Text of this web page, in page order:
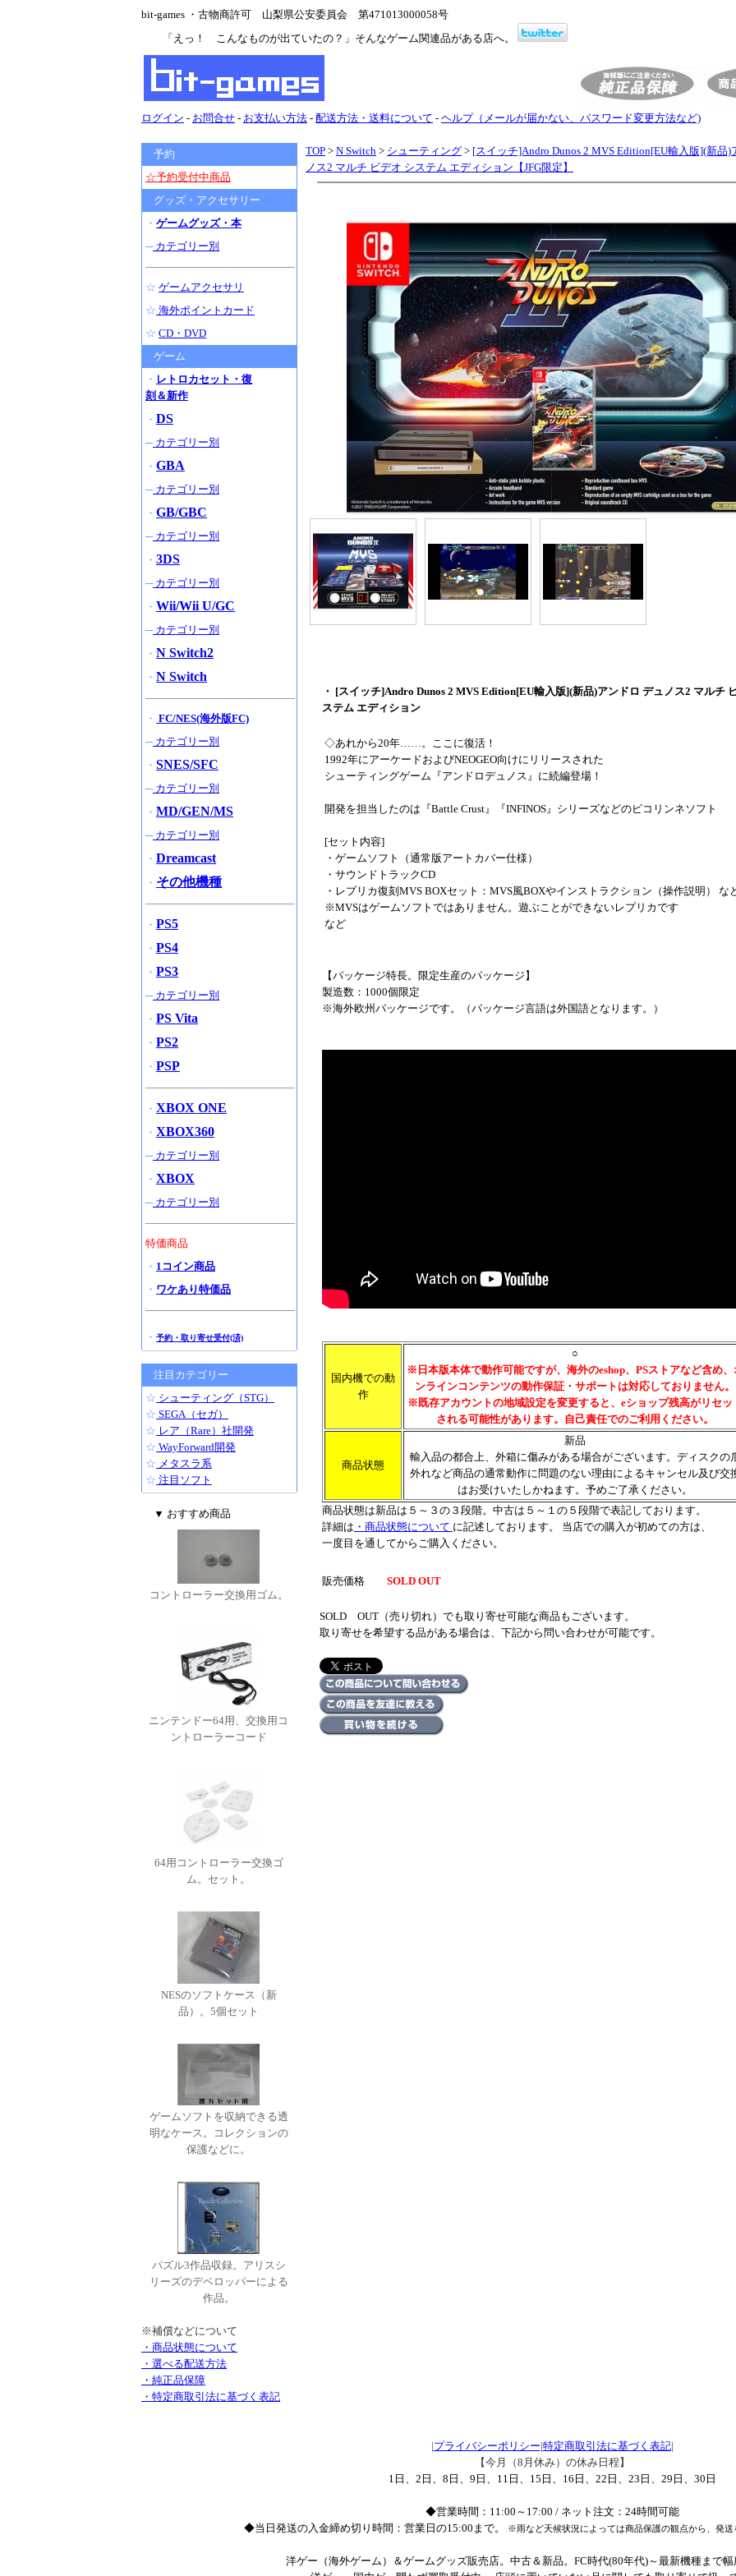
bit-games ・古物商許可 山梨県公安委員会 第471013000058号
「えっ！ こんなものが出ていたの？」そんなゲーム関連品がある店へ。
ログイン - お問合せ - お支払い方法 - 配送方法・送料について - ヘルプ（メールが届かない、パスワード変更方法など)
TOP > N Switch > シューティング > [スイッチ]Andro Dunos 2 MVS Edition[EU輸入版](新品)
ノス2 マルチ ビデオ システム エディション【JFG限定】
・ [スイッチ]Andro Dunos 2 MVS Edition[EU輸入版](新品)アンドロ デュノス2 マルチ
ステム エディション
◇あれから20年……。ここに復活！
1992年にアーケードおよびNEOGEO向けにリリースされた
シューティングゲーム『アンドロデュノス』に続編登場！
開発を担当したのは『Battle Crust』『INFINOS』シリーズなどのピコリンネソフト
[セット内容]
・ゲームソフト（通常版アートカバー仕様）
・サウンドトラックCD
・レプリカ復刻MVS BOXセット：MVS風BOXやインストラクション（操作説明） な
※MVSはゲームソフトではありません。遊ぶことができないレプリカです
など
【パッケージ特長。限定生産のパッケージ】
製造数：1000個限定
※海外欧州パッケージです。（パッケージ言語は外国語となります。）
国内機での動
作
○
※日本版本体で動作可能ですが、海外のeshop、PSストアなど含め、
ンラインコンテンツの動作保証・サポートは対応しておりません。
※既存アカウントの地域設定を変更すると、eショップ残高がリセッ
される可能性があります。自己責任でのご利用ください。
商品状態
新品
輸入品の都合上、外箱に傷みがある場合がございます。ディスクの
外れなど商品の通常動作に問題のない理由によるキャンセル及び交
はお受けいたしかねます。予めご了承ください。
商品状態は新品は５～３の３段階。中古は５～１の５段階で表記しております。
詳細は ・商品状態について に記述しております。 当店での購入が初めての方は、
一度目を通してからご購入ください。
販売価格 SOLD OUT
SOLD OUT（売り切れ）でも取り寄せ可能な商品もございます。
取り寄せを希望する品がある場合は、下記から問い合わせが可能です。
予約
☆予約受付中商品
グッズ・アクセサリー
・ ゲームグッズ・本
─カテゴリー別
☆ ゲームアクセサリ
☆ 海外ポイントカード
☆ CD・DVD
ゲーム
・ レトロカセット・復
刻＆新作
・ DS
─カテゴリー別
・ GBA
─カテゴリー別
・ GB/GBC
─カテゴリー別
・ 3DS
─カテゴリー別
・ Wii/Wii U/GC
─カテゴリー別
・ N Switch2
・ N Switch
・ FC/NES(海外版FC)
─カテゴリー別
・ SNES/SFC
─カテゴリー別
・ MD/GEN/MS
─カテゴリー別
・ Dreamcast
・ その他機種
・ PS5
・ PS4
・ PS3
─カテゴリー別
・ PS Vita
・ PS2
・ PSP
・ XBOX ONE
・ XBOX360
─カテゴリー別
・ XBOX
─カテゴリー別
特価商品
・ 1コイン商品
・ ワケあり特価品
・ 予約・取り寄せ受付(済)
注目カテゴリー
☆ シューティング（STG）
☆ SEGA（セガ）
☆ レア（Rare）社開発
☆ WayForward開発
☆ メタスラ系
☆ 注目ソフト
▼ おすすめ商品
コントローラー交換用ゴム。
ニンテンドー64用、交換用コ
ントローラーコード
64用コントローラー交換ゴ
ム。セット。
NESのソフトケース（新
品）。5個セット
ゲームソフトを収納できる透
明なケース。コレクションの
保護などに。
パズル3作品収録。アリスシ
リーズのデベロッパーによる
作品。
※補償などについて
・商品状態について
・選べる配送方法
・純正品保障
・特定商取引法に基づく表記
|プライバシーポリシー|特定商取引法に基づく表記|
【今月（8月休み）の休み日程】
1日、2日、8日、9日、11日、15日、16日、22日、23日、29日、30日
◆営業時間：11:00～17:00 / ネット注文：24時間可能
◆当日発送の入金締め切り時間：営業日の15:00まで。
※雨など天候状況によっては商品保護の観点から、発
洋ゲー（海外ゲーム）＆ゲームグッズ販売店。中古＆新品。FC時代(80年代)～最新機種まで